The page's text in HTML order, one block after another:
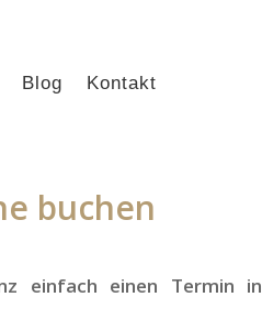
Blog Kontakt
buchen
einfach einen Termin